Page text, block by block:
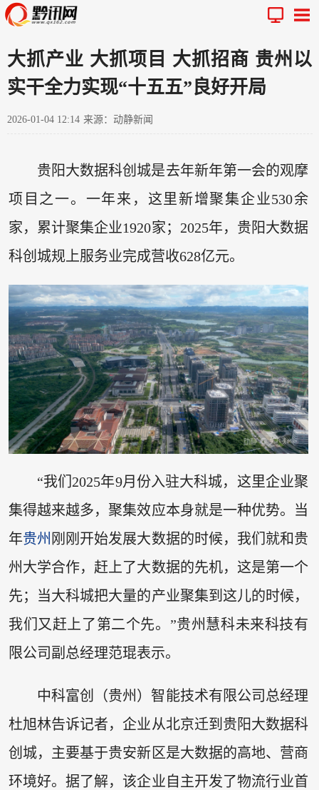
大抓产业 大抓项目 大抓招商 贵州以
实干全力实现“十五五”良好开局
2026-01-04 12:14 来源：动静新闻
贵阳大数据科创城是去年新年第一会的观摩
项目之一。一年来，这里新增聚集企业530余
家，累计聚集企业1920家；2025年，贵阳大数据
科创城规上服务业完成营收628亿元。
“我们2025年9月份入驻大科城，这里企业聚
集得越来越多，聚集效应本身就是一种优势。当
年贵州 刚刚开始发展大数据的时候，我们就和贵
州大学合作，赶上了大数据的先机，这是第一个
先；当大科城把大量的产业聚集到这儿的时候，
我们又赶上了第二个先。”贵州慧科未来科技有
限公司副总经理范琨表示。
中科富创（贵州）智能技术有限公司总经理
杜旭林告诉记者，企业从北京迁到贵阳大数据科
创城，主要基于贵安新区是大数据的高地、营商
环境好。据了解，该企业自主开发了物流行业首